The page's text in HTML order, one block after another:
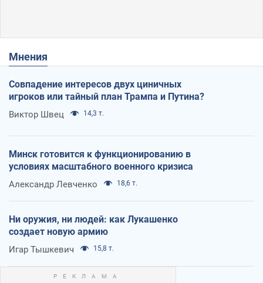
Мнения
Совпадение интересов двух циничных
игроков или тайный план Трампа и Путина?
Виктор Швец 14,3 т.
Минск готовится к функционированию в
условиях масштабного военного кризиса
Александр Левченко 18,6 т.
Ни оружия, ни людей: как Лукашенко
создает новую армию
Игар Тышкевич 15,8 т.